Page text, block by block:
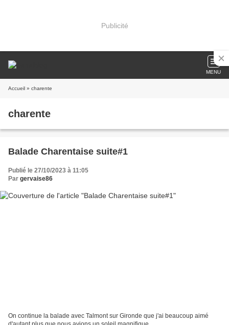
Publicité
MENU
Accueil » charente
charente
Balade Charentaise suite#1
Publié le 27/10/2023 à 11:05
Par gervaise86
On continue la balade avec Talmont sur Gironde que j'ai beaucoup aimé